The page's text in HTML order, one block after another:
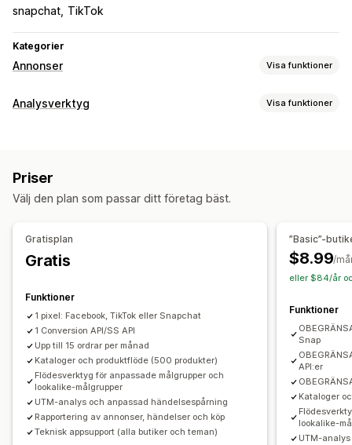
snapchat TikTok
Kategorier
Annonser Visa funktioner
Målinriktning
Plattform
Återmarknadsföring
Kampanjhantering
Sociala medier
Pixelhantering
A/B-testning
Annonskostnad
Mätvärden för engagemang
ROI-analys
Klickfrekvens
Konverteringsspårning Kostnad per förvärv
Instrumentpaneler Demografianalys
Antal visningar
UTM-attribuering Trafikkälla
Analysverktyg Visa funktioner
Segmentering
Kohortanalys
UTM-spårning
Övergivna varukorgar
Diagram och rapporter
Analyspanel
Anpassade rapporter
Historikanalys Aviseringar
Priser
Välj den plan som passar ditt företag bäst.
Gratisplan
Gratis
Funktioner
1 pixel: Facebook, TikTok eller Snapchat
1 Conversion API/SS API
Upp till 15 ordrar per månad
Kataloger och produktflöde (500 produkter)
Flödesverktyg för anpassade målgrupper och
lookalike-målgrupper
UTM-analys och anpassad händelsespårning
Rapportering av annonser, händelser och köp
Teknisk appsupport (alla butiker och teman)
”Basic”-
$8.99/
eller $84/år
Funktioner
Snap
API:er
Kataloger
lookalike-
UTM-